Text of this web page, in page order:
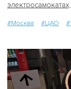
#Москва #ЦАО